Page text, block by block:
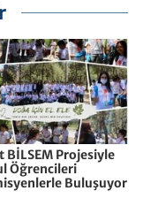
BİLSEM Projesiyle
Öğrencileri
Buluşuyor